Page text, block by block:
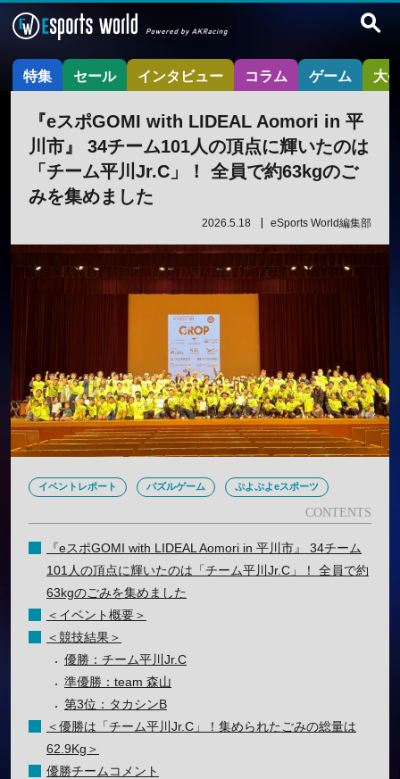
特集 セール インタビュー コラム ゲーム 大
『eスポGOMI with LIDEAL Aomori in 平
川市』 34チーム101人の頂点に輝いたのは
「チーム平川Jr.C」！ 全員で約63kgのご
みを集めました
2026.5.18 eSports World編集部
イベントレポート パズルゲーム ぷよぷよeスポーツ
『eスポGOMI with LIDEAL Aomori in 平川市』 34チーム
101人の頂点に輝いたのは「チーム平川Jr.C」！ 全員で約
63kgのごみを集めました
＜イベント概要＞
＜競技結果＞
優勝：チーム平川Jr.C
準優勝：team 森山
第3位：タカシンB
＜優勝は「チーム平川Jr.C」！集められたごみの総量は
62.9Kg＞
優勝チームコメント